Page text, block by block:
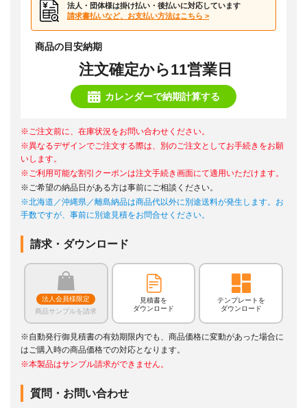
法人・団体様は掛け払い・後払いに対応しています
請求書払いなど、お支払い方法はこちら >
商品の目安納期
注文確定から11営業日
カレンダーで納期計算する
※ご注文前に、在庫状況をお問い合わせください。
※異なるデザインでご注文する際は、別のご注文としてお手続きをお願
いします。
※ご利用可能な割引クーポンは注文手続き画面にて適用いただけます。
※ご希望の納品日がある方は事前にご相談ください。
※北海道／沖縄県／離島納品は商品代以外に別途送料が発生します。お
手数ですが、事前に別途見積をお問合せください。
請求・ダウンロード
法人会員様限定
商品サンプルを請求
見積書を
ダウンロード
テンプレートを
ダウンロード
※自動発行御見積書の有効期限内でも、商品価格に変動があった場合に
はご購入時の商品価格での対応となります。
※本製品はサンプル請求ができません。
質問・お問い合わせ